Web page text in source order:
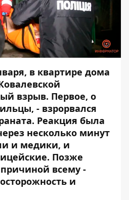
в квартире дома
взрыв. Первое, о
- взрорвался
Реакция была
несколько минут
и медики, и
Позже
всему -
и